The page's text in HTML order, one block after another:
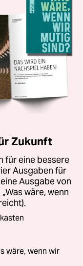
Zukunft
für eine bessere
Ausgaben für
Ausgabe von
wäre, wenn
wäre, wenn wir